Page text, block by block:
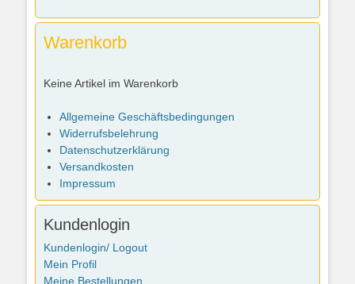
Warenkorb
Keine Artikel im Warenkorb
Allgemeine Geschäftsbedingungen
Widerrufsbelehrung
Datenschutzerklärung
Versandkosten
Impressum
Kundenlogin
Kundenlogin/ Logout
Mein Profil
Meine Bestellungen